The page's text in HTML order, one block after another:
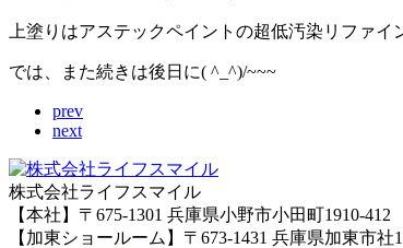
上塗りはアステックペイントの超低汚染リファイ
では、また続きは後日に( ^_^)/~~~
prev
next
株式会社ライフスマイル
【本社】〒675-1301 兵庫県小野市小田町1910-412
【加東ショールーム】〒673-1431 兵庫県加東市社